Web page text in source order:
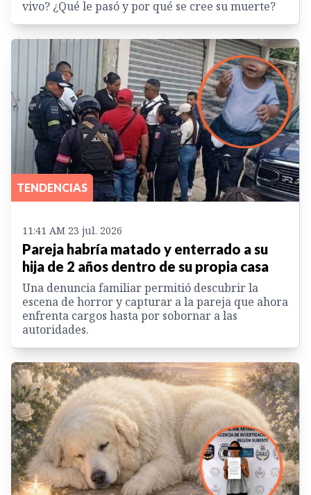
vivo? ¿Qué le pasó y por qué se cree su muerte?
TENDENCIAS
11:41 AM 23 jul. 2026
Pareja habría matado y enterrado a su
hija de 2 años dentro de su propia casa
Una denuncia familiar permitió descubrir la
escena de horror y capturar a la pareja que ahora
enfrenta cargos hasta por sobornar a las
autoridades.